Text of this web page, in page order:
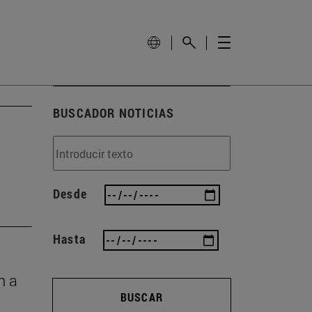
a
BUSCADOR NOTICIAS
Desde
Hasta
BUSCAR